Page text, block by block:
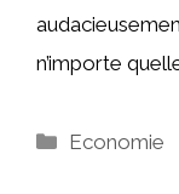
n’importe
Catégories
Economie